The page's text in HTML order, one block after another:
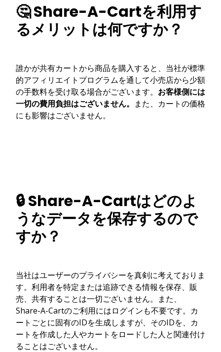
🤔 Share-A-Cartを利用す
るメリットは何ですか？
誰かが共有カートから商品を購入すると、当社が標準
的アフィリエイトプログラムを通して小売店から少額
の手数料を受け取る場合がございます。 お客様側には
一切の費用負担はございません。 また、カートの価格
にも影響はございません。
🔒 Share-A-Cartはどのよ
うなデータを保存するので
すか？
当社はユーザーのプライバシーを真剣に考えておりま
す。利用者を特定または追跡できる情報を保存、販
売、共有することは一切ございません。また、
Share-A-Cartのご利用にはログインも不要です。カ
ートごとに固有のIDを生成しますが、そのIDを、カ
ートを作成した人やカートをロードした人と関連付け
ることはございません。